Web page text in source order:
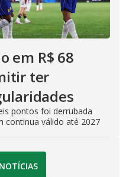
em R$ 68
ter
pontos foi derrubada
continua válido até 2027